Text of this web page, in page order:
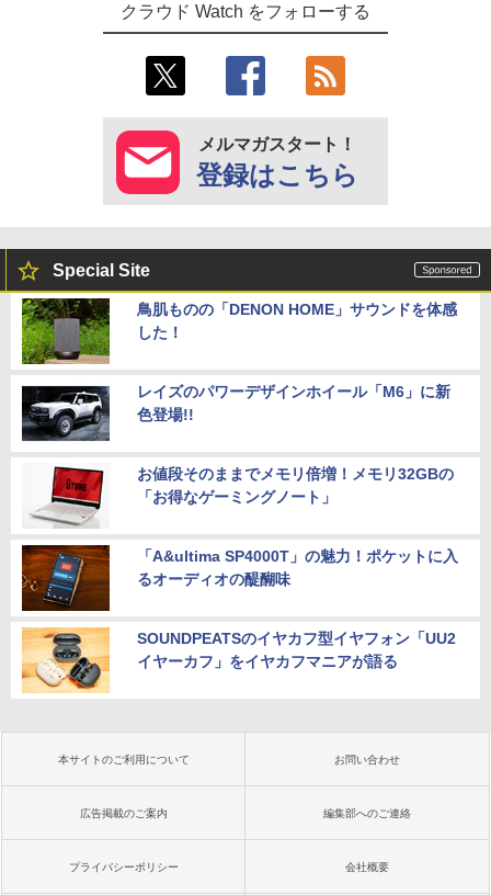
クラウド Watch をフォローする
メルマガスタート！
登録はこちら
Special Site
鳥肌ものの「DENON HOME」サウンドを体感
した！
レイズのパワーデザインホイール「M6」に新
色登場!!
お値段そのままでメモリ倍増！メモリ32GBの
「お得なゲーミングノート」
「A&ultima SP4000T」の魅力！ポケットに入
るオーディオの醍醐味
SOUNDPEATSのイヤカフ型イヤフォン「UU2
イヤーカフ」をイヤカフマニアが語る
本サイトのご利用について お問い合わせ
広告掲載のご案内 編集部へのご連絡
プライバシーポリシー 会社概要